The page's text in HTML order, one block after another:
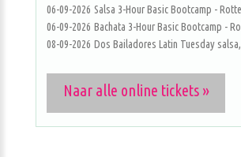
06-09-2026 Salsa 3-Hour Basic Bootcamp -
06-09-2026 Bachata 3-Hour Basic Bootcamp -
08-09-2026 Dos Bailadores Latin Tuesday
Naar alle online tickets »